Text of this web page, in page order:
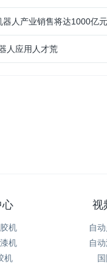
人产业销售将达1000亿元
人应用人才荒
心
机
机
机
视
自
自